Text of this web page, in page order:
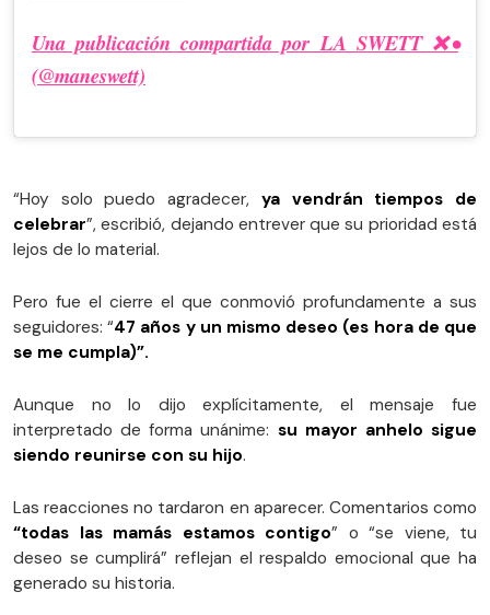
Una publicación compartida por LA SWETT ❌•
(@maneswett)
“Hoy solo puedo agradecer, ya vendrán tiempos de
celebrar”, escribió, dejando entrever que su prioridad está
lejos de lo material.
Pero fue el cierre el que conmovió profundamente a sus
seguidores: “47 años y un mismo deseo (es hora de que
se me cumpla)”.
Aunque no lo dijo explícitamente, el mensaje fue
interpretado de forma unánime: su mayor anhelo sigue
siendo reunirse con su hijo.
Las reacciones no tardaron en aparecer. Comentarios como
“todas las mamás estamos contigo” o “se viene, tu
deseo se cumplirá” reflejan el respaldo emocional que ha
generado su historia.